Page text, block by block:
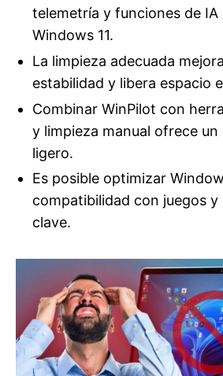
telemetría y funciones de IA
Windows 11.
La limpieza adecuada
estabilidad y libera espacio
Combinar WinPilot con
y limpieza manual ofrece un
ligero.
Es posible optimizar
compatibilidad con juegos y
clave.